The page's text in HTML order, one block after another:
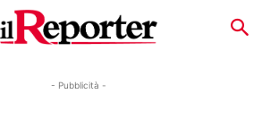
- Pubblicità -